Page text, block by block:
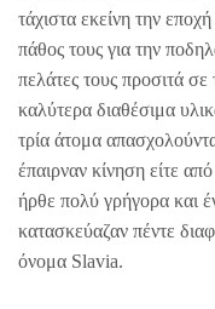
τάχιστα εκείνη την
πάθος τους για την
πελάτες τους προσιτά
καλύτερα διαθέσιμα
τρία άτομα
έπαιρναν κίνηση είτε
ήρθε πολύ γρήγορα και
κατασκεύαζαν πέντε
όνομα Slavia.